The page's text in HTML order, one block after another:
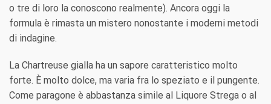
o tre di loro la conoscono realmente). Ancora oggi la
formula è rimasta un mistero nonostante i moderni metodi
di indagine.
La Chartreuse gialla ha un sapore caratteristico molto
forte. È molto dolce, ma varia fra lo speziato e il pungente.
Come paragone è abbastanza simile al Liquore Strega o al